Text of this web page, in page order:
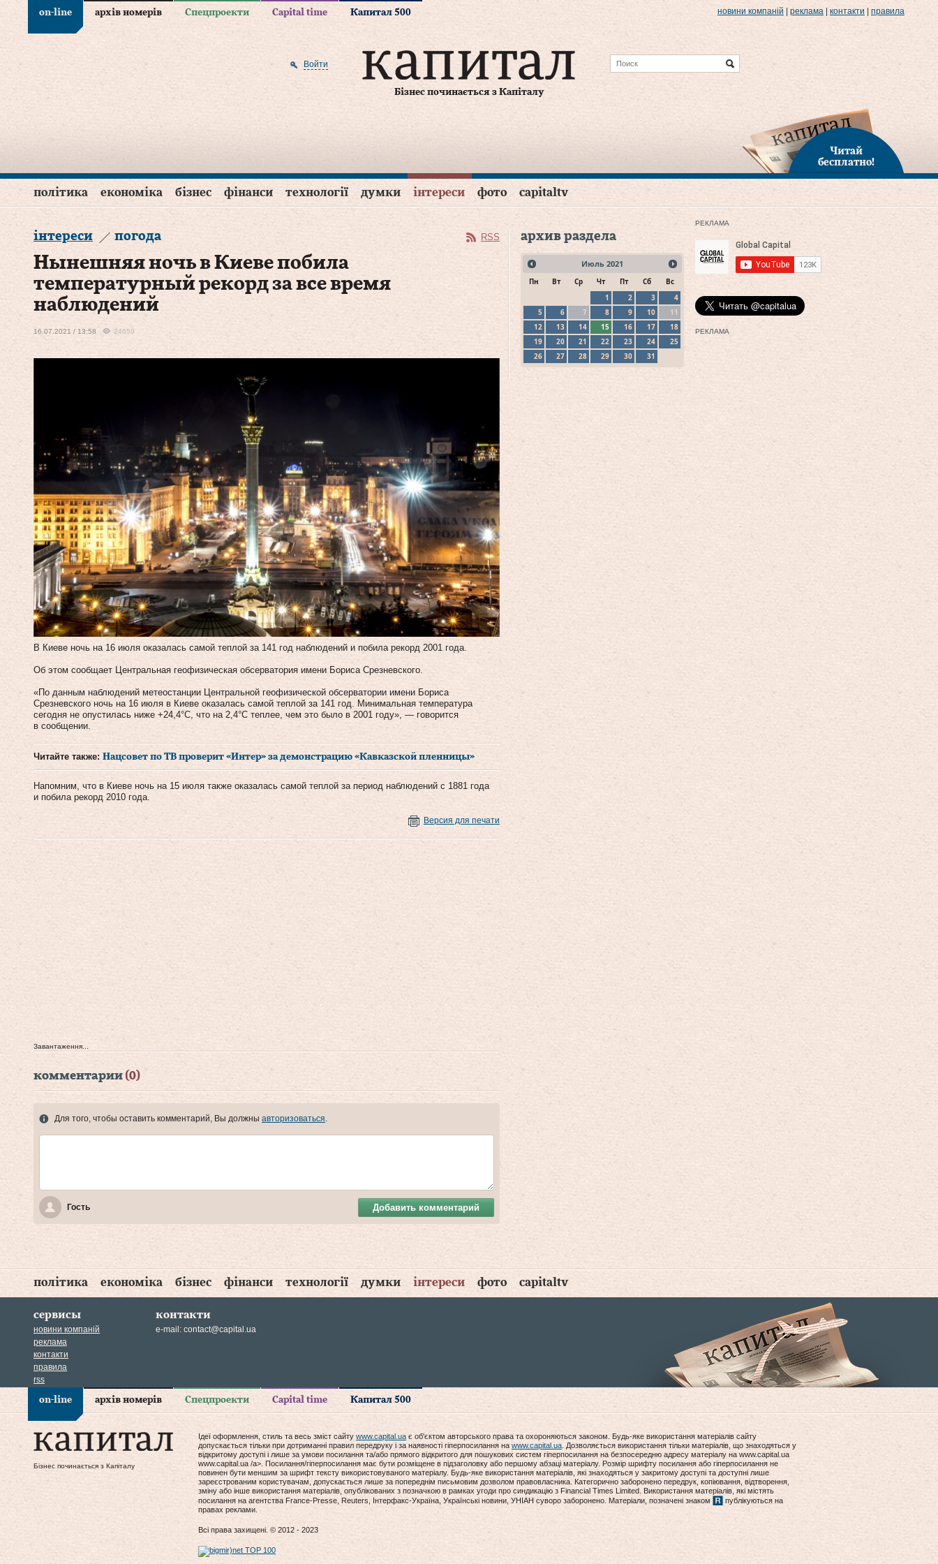
on-line архів номерів Спецпроекти Capital time Капитал 500 новини компаній реклама контакти правила
Бізнес починається з Капіталу
Войти
Читай
бесплатно!
політика економіка бізнес фінанси технології думки інтереси фото capitaltv
інтереси погода RSS
Нынешняя ночь в Киеве побила
температурный рекорд за все время
наблюдений
16.07.2021 / 13:58 24659
В Киеве ночь на 16 июля оказалась самой теплой за 141 год наблюдений и побила рекорд 2001 года.
Об этом сообщает Центральная геофизическая обсерватория имени Бориса Срезневского.
«По данным наблюдений метеостанции Центральной геофизической обсерватории имени Бориса
Срезневского ночь на 16 июля в Киеве оказалась самой теплой за 141 год. Минимальная температура
сегодня не опустилась ниже +24,4°С, что на 2,4°С теплее, чем это было в 2001 году», — говорится
в сообщении.
Читайте также: Нацсовет по ТВ проверит «Интер» за демонстрацию «Кавказской пленницы»
Напомним, что в Киеве ночь на 15 июля также оказалась самой теплой за период наблюдений с 1881 года
и побила рекорд 2010 года.
Версия для печати
Завантаження...
комментарии (0)
Для того, чтобы оставить комментарий, Вы должны авторизоваться
Гость Добавить комментарий
архив раздела
Июль 2021
Пн Вт Ср Чт Пт Сб
Вс
1
2 3
4
5
6 7 8 9 10
11
12
13 14 15 16 17
18
19
20 21 22 23 24
25
26
27 28 29 30 31
РЕКЛАМА
РЕКЛАМА
політика економіка бізнес фінанси технології думки інтереси фото capitaltv
сервисы
новини компаній
реклама
контакти
правила
rss
контакти
e-mail: contact@capital.ua
on-line архів номерів Спецпроекти Capital time Капитал 500
Бізнес починається з Капіталу
Ідеї оформлення, стиль та весь зміст сайту www.capital.ua є об'єктом авторського права та охороняються законом. Будь-яке використання матеріалів сайту
допускається тільки при дотриманні правил передруку і за наявності гіперпосилання на www.capital.ua . Дозволяється використання тільки матеріалів, що знаходяться у
відкритому доступі і лише за умови посилання та/або прямого відкритого для пошукових систем гіперпосилання на безпосередню адресу матеріалу на www.capital.ua
www.capital.ua /a>. Посилання/гіперпосилання має бути розміщене в підзаголовку або першому абзаці матеріалу. Розмір шрифту посилання або гіперпосилання не
повинен бути меншим за шрифт тексту використовуваного матеріалу. Будь-яке використання матеріалів, які знаходяться у закритому доступі та доступні лише
зареєстрованим користувачам, допускається лише за попереднім письмовим дозволом правовласника. Категорично заборонено передрук, копіювання, відтворення,
зміну або інше використання матеріалів, опублікованих з позначкою в рамках угоди про синдикацію з Financial Times Limited. Використання матеріалів, які містять
посилання на агентства France-Presse, Reuters, Інтерфакс-Україна, Українські новини, УНІАН суворо заборонено. Матеріали, позначені знаком
публікуються на
правах реклами.
Всі права захищені. © 2012 - 2023